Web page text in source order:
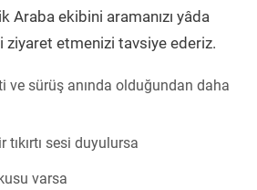
Araba ekibini aramanızı yâda
ziyaret etmenizi tavsiye ederiz.
ve sürüş anında olduğundan daha
sesi duyulursa
varsa